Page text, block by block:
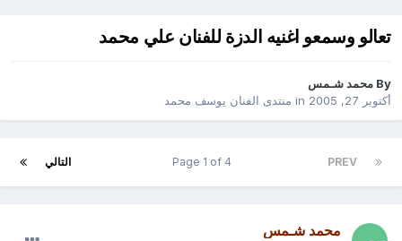
تعالو وسمعو اغنيه الدزة للفنان علي محمد
By محمد شـمس
أكتوبر 27, 2005
in منتدى الفنان يوسف محمد
PREV التالي Page 1 of 4
محمد شـمس